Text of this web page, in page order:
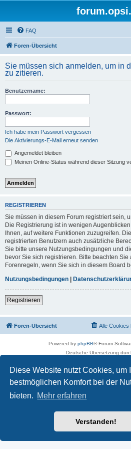
Diese Website nutzt Cookies, um
bestmöglichen Komfort bei der
bieten. Mehr erfahren
Verstanden!
FAQ
Foren-Übersicht
Sie müssen sich anmelden, um in
zu zitieren.
Benutzername:
Passwort:
Ich habe mein Passwort vergessen
Die Aktivierungs-E-Mail erneut senden
Angemeldet bleiben
Meinen Online-Status während dieser Sitzung
REGISTRIEREN
Sie müssen in diesem Forum registriert sein,
Die Registrierung ist in wenigen
Ihnen, auf weitere Funktionen zuzugreifen.
registrierten Benutzern auch zusätzliche
Sie bitte unsere Nutzungsbedingungen und
bevor Sie sich registrieren. Bitte beachten
Forenregeln, wenn Sie sich in diesem Board
Nutzungsbedingungen |
Registrieren
Foren-Übersicht Alle Cookies
Powered by phpBB® Forum
Deutsche Übersetzung